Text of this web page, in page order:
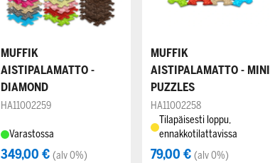
MUFFIK
AISTIPALAMATTO -
DIAMOND
HA11002259
Varastossa
349,00 € (alv 0%)
MUFFIK
AISTIPALAMATTO - MINI
PUZZLES
HA11002258
Tilapäisesti loppu,
ennakkotilattavissa
79,00 € (alv 0%)